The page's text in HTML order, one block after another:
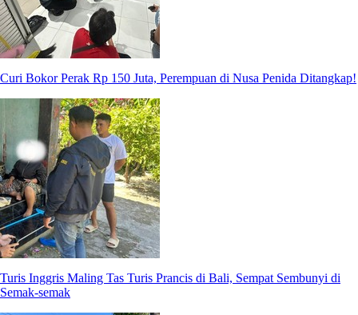
Curi Bokor Perak Rp 150 Juta, Perempuan di Nusa Penida Ditangkap!
Turis Inggris Maling Tas Turis Prancis di Bali, Sempat Sembunyi di
Semak-semak